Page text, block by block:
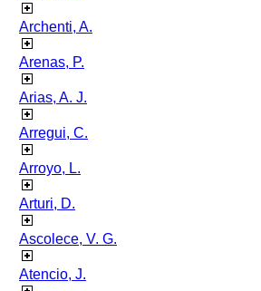
Archenti, A.
Arenas, P.
Arias, A. J.
Arregui, C.
Arroyo, L.
Arturi, D.
Ascolece, V. G.
Atencio, J.